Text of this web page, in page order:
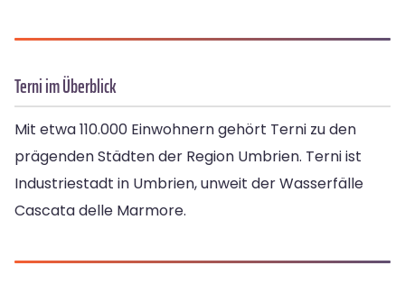
Terni im Überblick
Mit etwa 110.000 Einwohnern gehört Terni zu den
prägenden Städten der Region Umbrien. Terni ist
Industriestadt in Umbrien, unweit der Wasserfälle
Cascata delle Marmore.